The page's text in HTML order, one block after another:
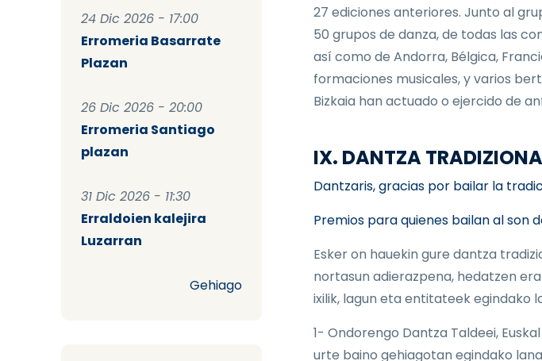
24 Dic 2026 - 17:00
Erromeria Basarrate
Plazan
26 Dic 2026 - 20:00
Erromeria Santiago
plazan
31 Dic 2026 - 11:30
Erraldoien kalejira
Luzarran
Gehiago
27 ediciones anteriores. Junto al
50 grupos de danza, de todas las
así como de Andorra, Bélgica,
formaciones musicales, y varios
Bizkaia han actuado o ejercido de
IX. DANTZA
Dantzaris, gracias por bailar la
Premios para quienes bailan al son
Esker on hauekin gure dantza
nortasun adierazpena, hedatzen
ixilik, lagun eta entitateek egindako
1- Ondorengo Dantza Taldeei,
urte baino gehiagotan egindako